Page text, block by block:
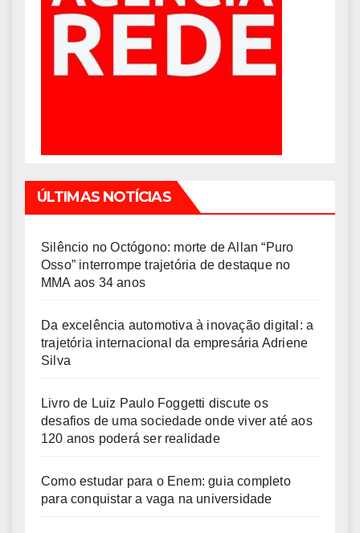
ÚLTIMAS NOTÍCIAS
Silêncio no Octógono: morte de Allan “Puro
Osso” interrompe trajetória de destaque no
MMA aos 34 anos
Da excelência automotiva à inovação digital: a
trajetória internacional da empresária Adriene
Silva
Livro de Luiz Paulo Foggetti discute os
desafios de uma sociedade onde viver até aos
120 anos poderá ser realidade
Como estudar para o Enem: guia completo
para conquistar a vaga na universidade